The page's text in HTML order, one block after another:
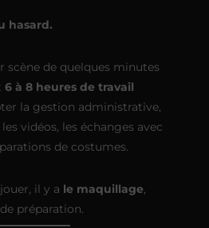
hasard.
scène de quelques minutes
6 à 8 heures de travail
la gestion administrative,
vidéos, les échanges avec
de costumes.
il y a le maquillage,
préparation.